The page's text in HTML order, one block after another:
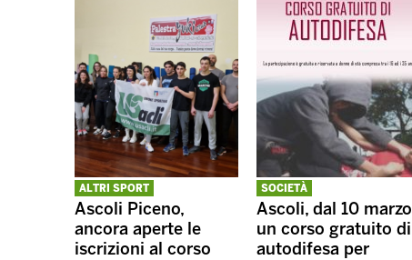
ALTRI SPORT
Ascoli Piceno,
ancora aperte le
iscrizioni al corso
SOCIETÀ
Ascoli, dal 10 marzo
un corso gratuito di
autodifesa per